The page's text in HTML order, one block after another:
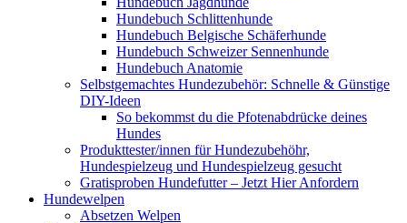
Hundebuch Schlittenhunde
Hundebuch Belgische Schäferhunde
Hundebuch Schweizer Sennenhunde
Hundebuch Anatomie
Selbstgemachtes Hundezubehör: Schnelle & Günstige
DIY-Ideen
So bekommst du die Pfotenabdrücke deines
Hundes
Produkttester/innen für Hundezubehöhr,
Hundespielzeug und Hundespielzeug gesucht
Gratisproben Hundefutter – Jetzt Hier Anfordern
Hundewelpen
Absetzen Welpen